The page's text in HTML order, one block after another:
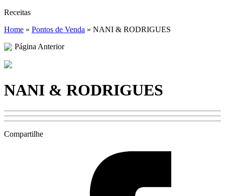
Receitas
Home » Pontos de Venda » NANI & RODRIGUES
Página Anterior
NANI & RODRIGUES
Compartilhe